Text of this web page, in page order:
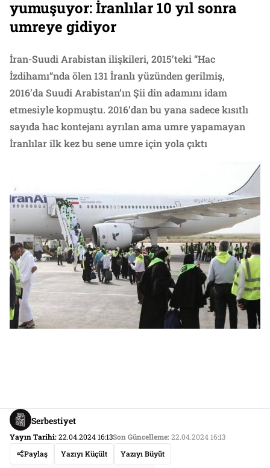
yumuşuyor: İranlılar 10 yıl sonra
umreye gidiyor
İran-Suudi Arabistan ilişkileri, 2015’teki “Hac
İzdihamı”nda ölen 131 İranlı yüzünden gerilmiş,
2016’da Suudi Arabistan’ın Şii din adamını idam
etmesiyle kopmuştu. 2016’dan bu yana sadece kısıtlı
sayıda hac kontejanı ayrılan ama umre yapamayan
İranlılar ilk kez bu sene umre için yola çıktı
Serbestiyet
Yayın Tarihi:22.04.2024 16:13Son Güncelleme:22.04.2024 16:13
Paylaş
Yazıyı Küçült Yazıyı Büyüt